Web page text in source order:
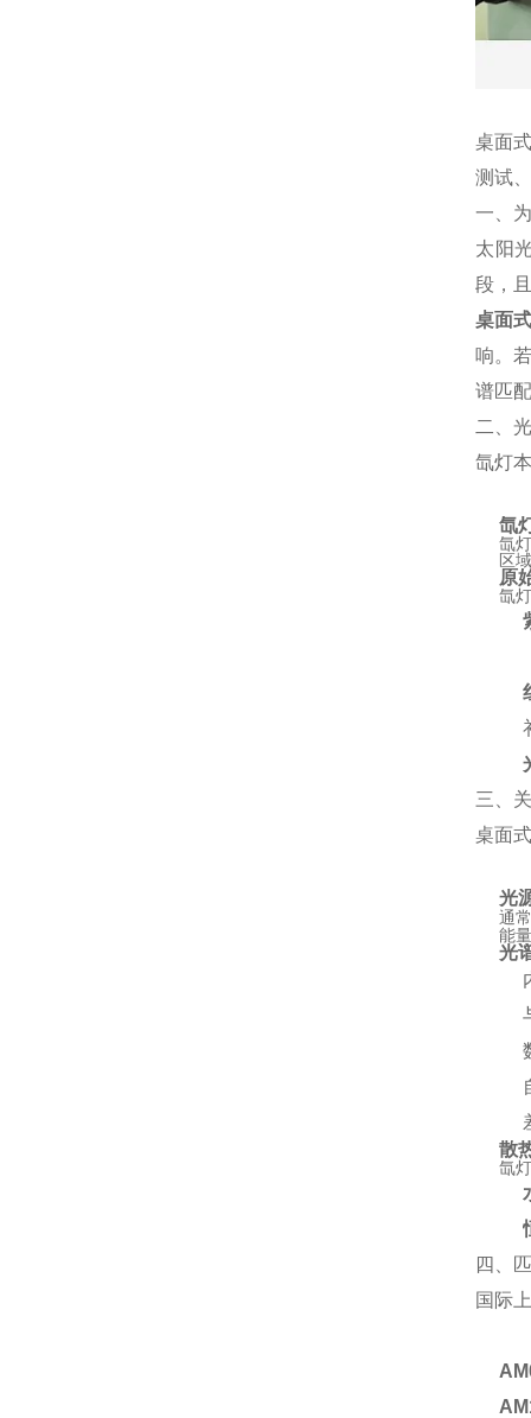
桌面
测试
一、
太阳
段，
桌面
响。
谱匹
二、
氙灯
氙
氙
区
原
氙
三、
桌面
光
通
能
光
散
氙
四、
国际